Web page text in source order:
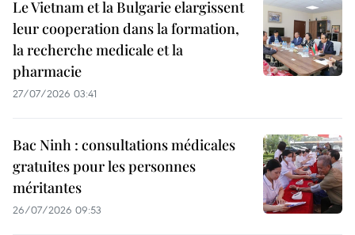
Le Vietnam et la Bulgarie elargissent
leur cooperation dans la formation,
la recherche medicale et la
pharmacie
27/07/2026 03:41
Bac Ninh : consultations médicales
gratuites pour les personnes
méritantes
26/07/2026 09:53